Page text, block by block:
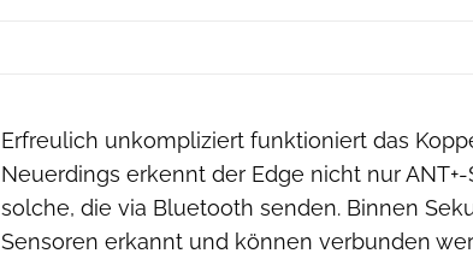
Erfreulich unkompliziert funktioniert das
Neuerdings erkennt der Edge nicht nur
solche, die via Bluetooth senden. Binnen
Sensoren erkannt und können verbunden